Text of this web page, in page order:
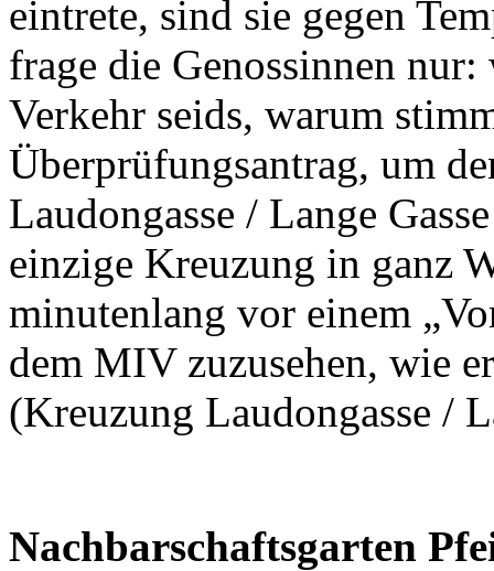
eintrete, sind sie gegen
frage die Genossinnen
Verkehr seids, warum
Überprüfungsantrag, um
Laudongasse / Lange
einzige Kreuzung in ganz
minutenlang vor einem
dem MIV zuzusehen, wie
(Kreuzung Laudongasse /
Nachbarschaftsgarten